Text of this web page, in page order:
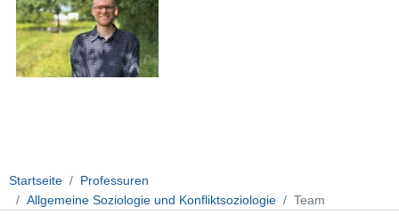
Startseite
Professuren
Allgemeine Soziologie und Konfliktsoziologie
Team